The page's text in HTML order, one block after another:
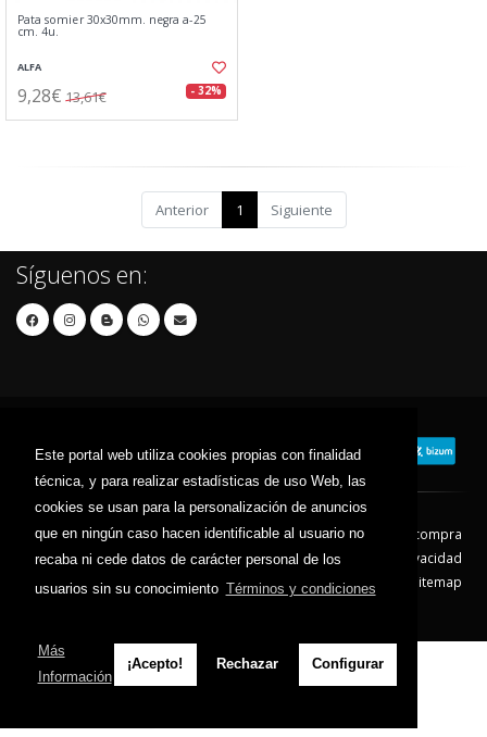
Este portal web utiliza cookies propias con finalidad
técnica, y para realizar estadísticas de uso Web, las
cookies se usan para la personalización de anuncios
que en ningún caso hacen identificable al usuario no
recaba ni cede datos de carácter personal de los
usuarios sin su conocimiento Términos y condiciones
Más
Información
¡Acepto! Rechazar Configurar
Pata somier 30x30mm. negra a-25
cm. 4u.
ALFA
9,28€ 13,61€ - 32%
Anterior 1 Siguiente
Síguenos en:
Contacto Aviso Legal
Condiciones de compra
Política de envíos
Política de devolución
Política de Privacidad
Política de Cookies
Sitemap